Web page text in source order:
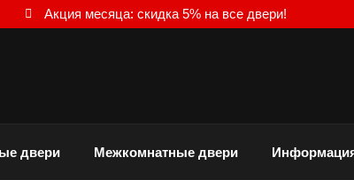
Акция месяца: скидка 5% на все двери!
двери Межкомнатные двери